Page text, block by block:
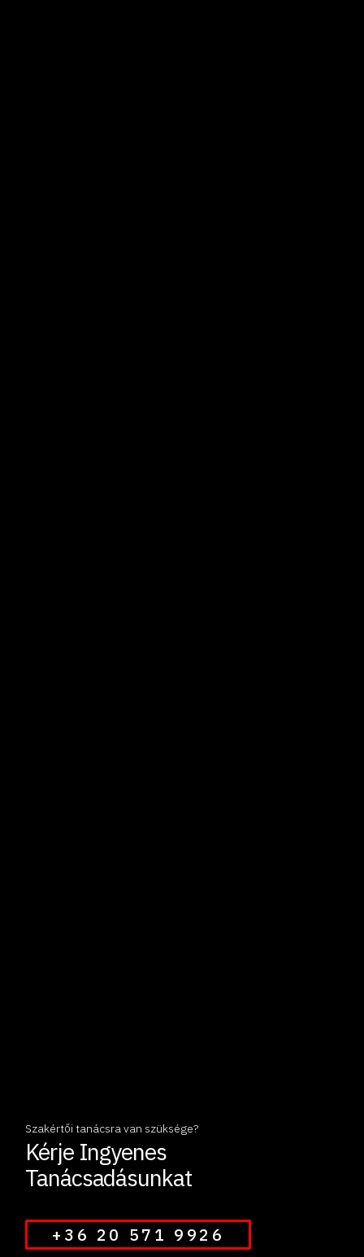
Szakértői tanácsra van szüksége?
Kérje Ingyenes
Tanácsadásunkat
+36 20 571 9926